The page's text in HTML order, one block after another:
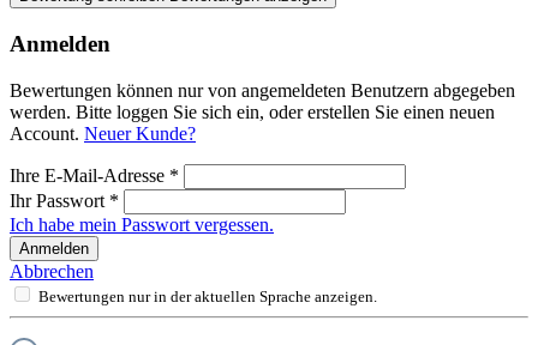
Anmelden
Bewertungen können nur von angemeldeten Benutzern abgegeben
werden. Bitte loggen Sie sich ein, oder erstellen Sie einen neuen
Account. Neuer Kunde?
Ihre E-Mail-Adresse *
Ihr Passwort *
Ich habe mein Passwort vergessen.
Anmelden
Abbrechen
Bewertungen nur in der aktuellen Sprache anzeigen.